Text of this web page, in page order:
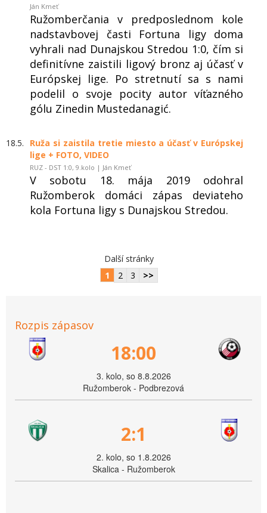
Ján Kmeť
Ružomberčania v predposlednom kole
nadstavbovej časti Fortuna ligy doma
vyhrali nad Dunajskou Stredou 1:0, čím si
definitívne zaistili ligový bronz aj účasť v
Európskej lige. Po stretnutí sa s nami
podelil o svoje pocity autor víťazného
gólu Zinedin Mustedanagić.
18.5.
Ruža si zaistila tretie miesto a účasť v Európskej
lige + FOTO, VIDEO
RUZ - DST 1:0, 9.kolo | Ján Kmeť
V sobotu 18. mája 2019 odohral
Ružomberok domáci zápas deviateho
kola Fortuna ligy s Dunajskou Stredou.
Další stránky
1
2 3 >>
Rozpis zápasov
18:00
3. kolo, so 8.8.2026
Ružomberok - Podbrezová
2:1
2. kolo, so 1.8.2026
Skalica - Ružomberok